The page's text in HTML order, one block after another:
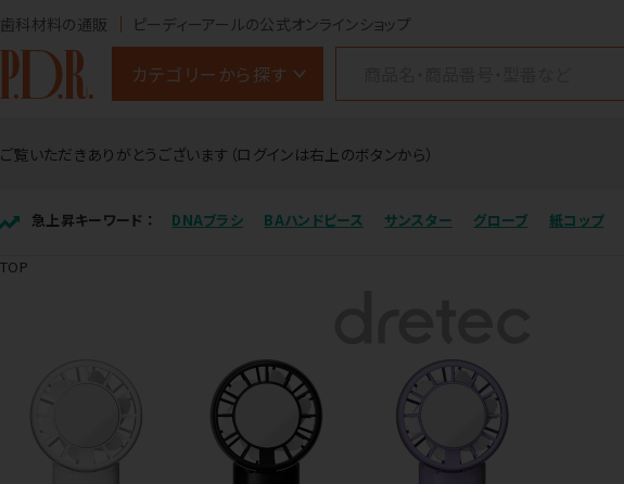
歯科材料の通販 ピーディーアールの公式オンラインショップ
カテゴリーから探す
ご覧いただきありがとうございます（ログインは右上のボタンから）
急上昇キーワード ： DNAブラシ BAハンドピース サンスター グローブ 紙コップ
TOP